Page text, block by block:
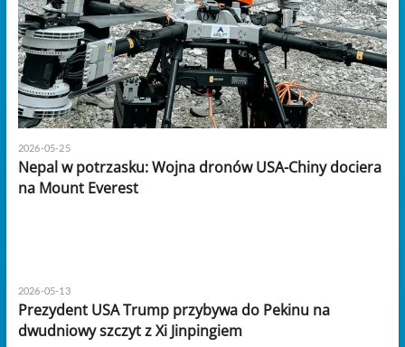
2026-05-25
Nepal w potrzasku: Wojna dronów USA-Chiny dociera
na Mount Everest
2026-05-13
Prezydent USA Trump przybywa do Pekinu na
dwudniowy szczyt z Xi Jinpingiem